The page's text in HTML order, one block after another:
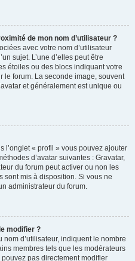
de mon nom d’utilisateur ?
avec votre nom d’utilisateur
sujet. L’une d’elles peut être
étoiles ou des blocs indiquant votre
le forum. La seconde image, souvent
et généralement est unique ou
l’onglet « profil » vous pouvez ajouter
d’avatar suivantes : Gravatar,
du forum peut activer ou non les
sont mis à disposition. Si vous ne
administrateur du forum.
modifier ?
d’utilisateur, indiquent le nombre
membres tels que les modérateurs
pas directement modifier